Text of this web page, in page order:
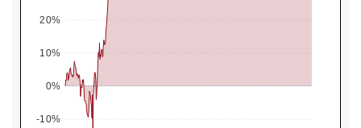
-10%
0%
10%
20%